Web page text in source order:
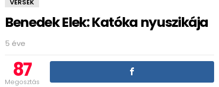
VERSEK
Benedek Elek: Katóka nyuszikája
5 éve
87
Megosztás